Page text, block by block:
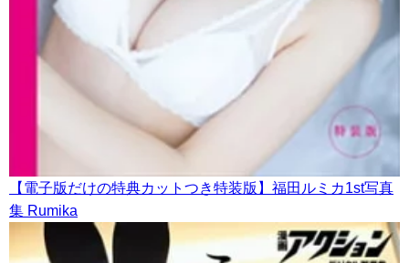
【電子版だけの特典カットつき特装版】福田ルミカ1st写真
集 Rumika